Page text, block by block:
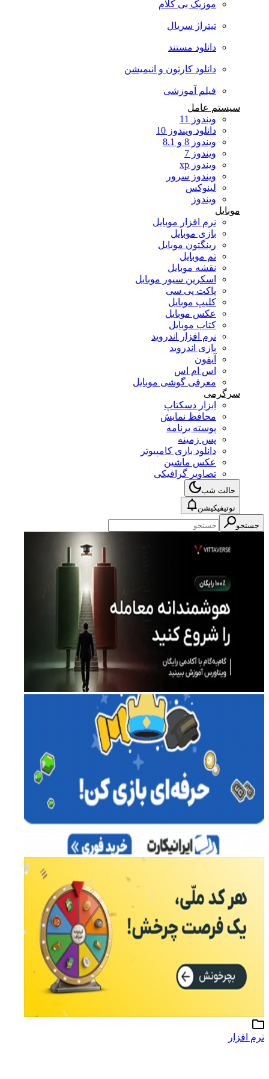
موزیک بی کلام
تیتراژ سریال
دانلود مستند
دانلود کارتون و انیمیشن
فیلم آموزشی
سیستم عامل
ویندوز 11
دانلود ویندوز 10
ویندوز 8 و 8.1
ویندوز 7
ویندوز xp
ویندوز سرور
لینوکس
ویندوز
موبایل
نرم افزار موبایل
بازی موبایل
رینگتون موبایل
تم موبایل
نقشه موبایل
اسکرین سیور موبایل
پاکت پی سی
کلیپ موبایل
عکس موبایل
کتاب موبایل
نرم افزار اندروید
بازی اندروید
آیفون
اس ام اس
معرفی گوشی موبایل
سرگرمی
ابزار دسکتاپ
محافظ نمایش
پوسته برنامه
پس زمینه
دانلود بازی کامپیوتر
عکس ماشین
تصاویر گرافیکی
حالت شب
نوتیفیکیشن
افزار